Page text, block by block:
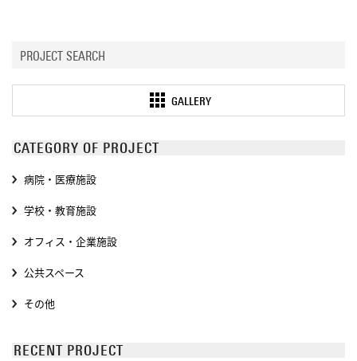
GALLERY
CATEGORY OF PROJECT
病院・医療施設
学校・教育施設
オフィス・企業施設
公共スペース
その他
RECENT PROJECT